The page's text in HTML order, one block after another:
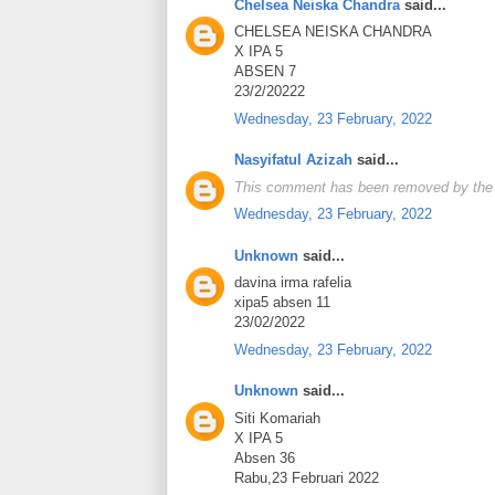
Chelsea Neiska Chandra said...
CHELSEA NEISKA CHANDRA
X IPA 5
ABSEN 7
23/2/20222
Wednesday, 23 February, 2022
Nasyifatul Azizah said...
This comment has been removed by the
Wednesday, 23 February, 2022
Unknown said...
davina irma rafelia
xipa5 absen 11
23/02/2022
Wednesday, 23 February, 2022
Unknown said...
Siti Komariah
X IPA 5
Absen 36
Rabu,23 Februari 2022